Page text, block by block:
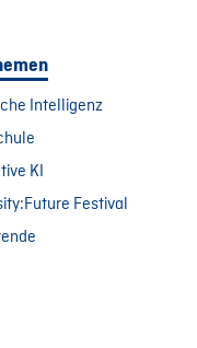
Intelligenz
KI
Festival